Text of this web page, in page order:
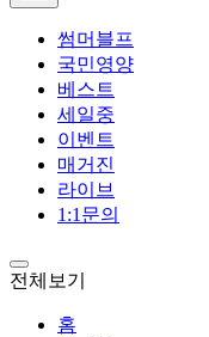
썸머블프
국민영양
베스트
세일중
이벤트
매거진
라이브
1:1문의
전체보기
홈